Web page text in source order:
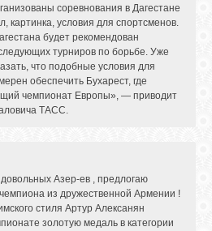
соревнования в Дагестане
картинка, условия для спортсменов.
будет рекомендован
турниров по борьбе. Уже
что подобные условия для
обеспечить Бухарест, где
чемпионат Европы», — приводит
ТАСС.
Азер-ев , предлогаю
из дружественной Армении !
стиля Артур Алексанян
золотую медаль в категории